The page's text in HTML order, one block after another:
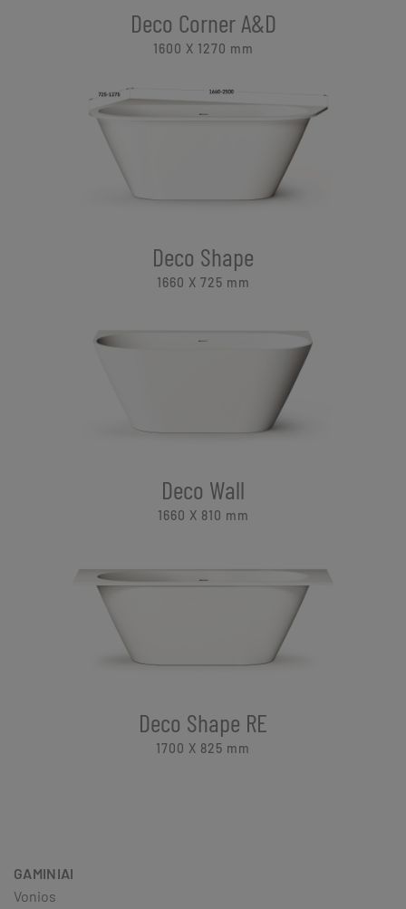
Deco Corner A&D
1600 X 1270 mm
Deco Shape
1660 X 725 mm
Deco Wall
1660 X 810 mm
Deco Shape RE
1700 X 825 mm
GAMINIAI
Vonios